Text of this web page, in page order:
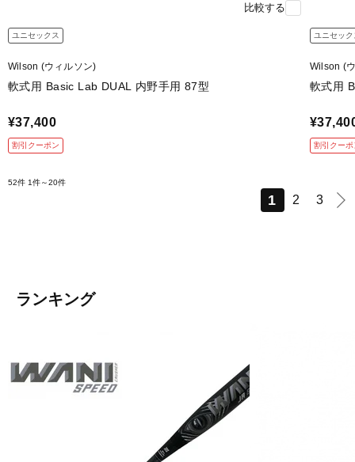
比較する
ユニセックス
Wilson (ウィルソン)
軟式用 Basic Lab DUAL 内野手用 87型
¥37,400
割引クーポン
ユニセック
Wilson (
軟式用
割引クーポ
52件 1件～20件
1 2 3
ランキング